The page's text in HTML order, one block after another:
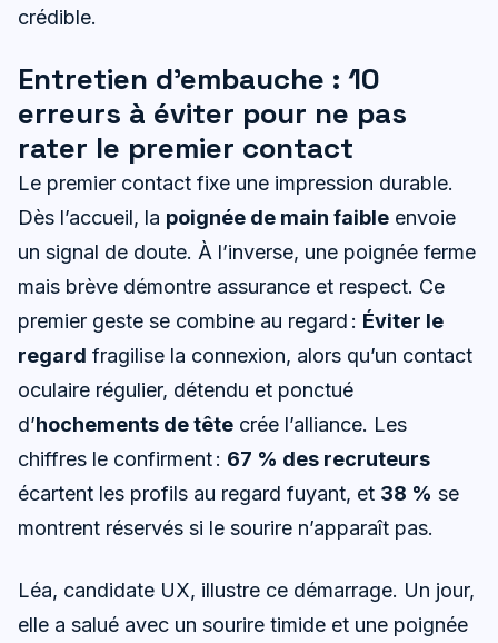
crédible.
Entretien d’embauche : 10
erreurs à éviter pour ne pas
rater le premier contact
Le premier contact fixe une impression durable.
Dès l’accueil, la poignée de main faible envoie
un signal de doute. À l’inverse, une poignée ferme
mais brève démontre assurance et respect. Ce
premier geste se combine au regard : Éviter le
regard fragilise la connexion, alors qu’un contact
oculaire régulier, détendu et ponctué
d’hochements de tête crée l’alliance. Les
chiffres le confirment : 67 % des recruteurs
écartent les profils au regard fuyant, et 38 % se
montrent réservés si le sourire n’apparaît pas.
Léa, candidate UX, illustre ce démarrage. Un jour,
elle a salué avec un sourire timide et une poignée